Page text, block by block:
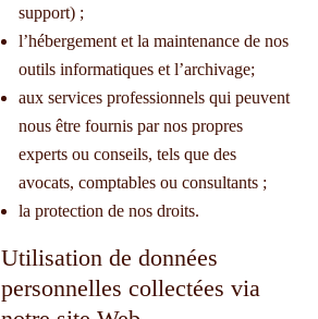
support) ;
l’hébergement et la maintenance de nos
outils informatiques et l’archivage;
aux services professionnels qui peuvent
nous être fournis par nos propres
experts ou conseils, tels que des
avocats, comptables ou consultants ;
la protection de nos droits.
Utilisation de données
personnelles collectées via